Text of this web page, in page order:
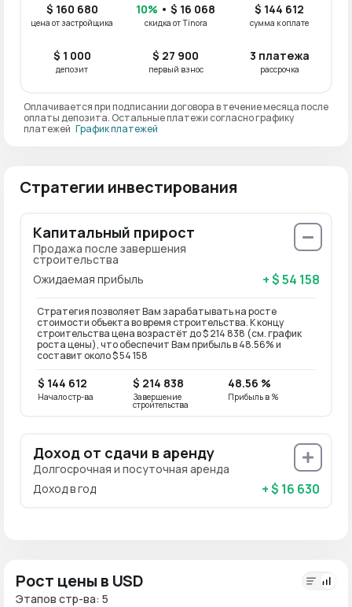
$ 160 680
цена от застройщика
10% • $ 16 068
скидка от Tinora
$ 144 612
сумма к оплате
$ 1 000
депозит
$ 27 900
первый взнос
3 платежа
рассрочка
Оплачивается при подписании договора в течение месяца после
оплаты депозита. Остальные платежи согласно графику
платежей График платежей
Стратегии инвестирования
Капитальный прирост
Продажа после завершения
строительства
Ожидаемая прибыль
+ $ 54 158
Стратегия позволяет Вам зарабатывать на росте
стоимости объекта во время строительства. К концу
строительства цена возрастёт до $ 214 838 (см. график
роста цены), что обеспечит Вам прибыль в 48.56% и
составит около $ 54 158
$ 144 612
Начало стр-ва
$ 214 838
Завершение
строительства
48.56 %
Прибыль в %
Доход от сдачи в аренду
Долгосрочная и посуточная аренда
Доход в год
+ $ 16 630
Рост цены в USD
Этапов стр-ва: 5